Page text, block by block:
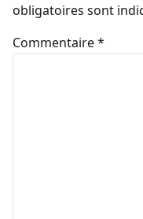
obligatoires sont
Commentaire*